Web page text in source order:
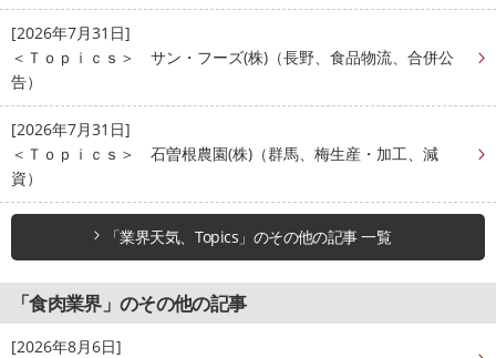
[2026年7月31日]
＜Ｔｏｐｉｃｓ＞ サン・フーズ(株)（長野、食品物流、合併公
告）
[2026年7月31日]
＜Ｔｏｐｉｃｓ＞ 石曽根農園(株)（群馬、梅生産・加工、減
資）
「業界天気、Topics」のその他の記事 一覧
「食肉業界」のその他の記事
[2026年8月6日]